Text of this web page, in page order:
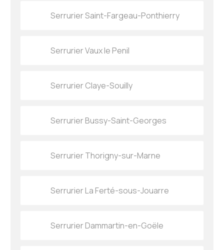
Serrurier Saint-Fargeau-Ponthierry
Serrurier Vaux le Penil
Serrurier Claye-Souilly
Serrurier Bussy-Saint-Georges
Serrurier Thorigny-sur-Marne
Serrurier La Ferté-sous-Jouarre
Serrurier Dammartin-en-Goële